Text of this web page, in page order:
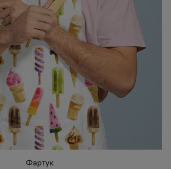
Фартук